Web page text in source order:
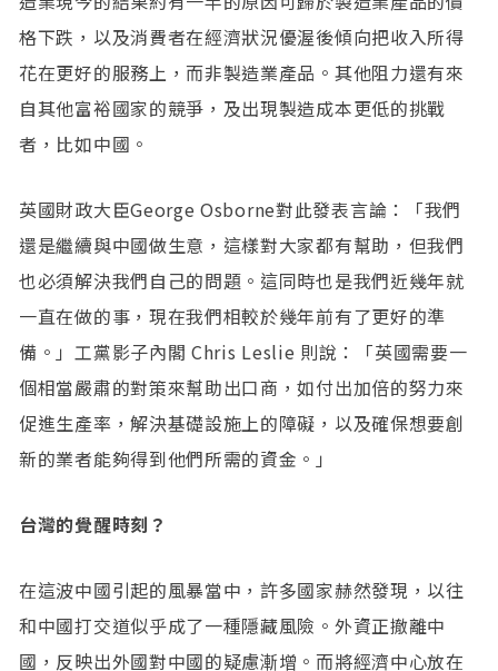
格下跌，以及消費者在經濟狀況優渥後傾向把收入所得
花在更好的服務上，而非製造業產品。其他阻力還有來
自其他富裕國家的競爭，及出現製造成本更低的挑戰
者，比如中國。
英國財政大臣George Osborne對此發表言論：「我們
還是繼續與中國做生意，這樣對大家都有幫助，但我們
也必須解決我們自己的問題。這同時也是我們近幾年就
一直在做的事，現在我們相較於幾年前有了更好的準
備。」工黨影子內閣 Chris Leslie 則說：「英國需要一
個相當嚴肅的對策來幫助出口商，如付出加倍的努力來
促進生產率，解決基礎設施上的障礙，以及確保想要創
新的業者能夠得到他們所需的資金。」
台灣的覺醒時刻？
在這波中國引起的風暴當中，許多國家赫然發現，以往
和中國打交道似乎成了一種隱藏風險。外資正撤離中
國，反映出外國對中國的疑慮漸增。而將經濟中心放在